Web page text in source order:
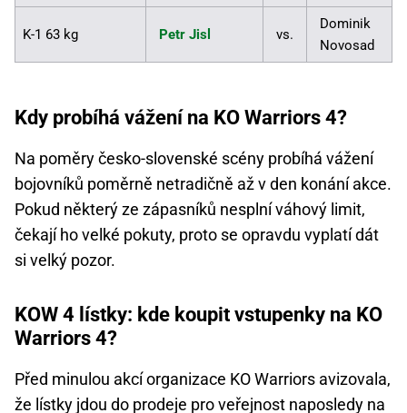
K-1 63 kg Petr Jisl vs.
Dominik
Novosad
Kdy probíhá vážení na KO Warriors 4?
Na poměry česko-slovenské scény probíhá vážení
bojovníků poměrně netradičně až v den konání akce.
Pokud některý ze zápasníků nesplní váhový limit,
čekají ho velké pokuty, proto se opravdu vyplatí dát
si velký pozor.
KOW 4 lístky: kde koupit vstupenky na KO
Warriors 4?
Před minulou akcí organizace KO Warriors avizovala,
že lístky jdou do prodeje pro veřejnost naposledy na